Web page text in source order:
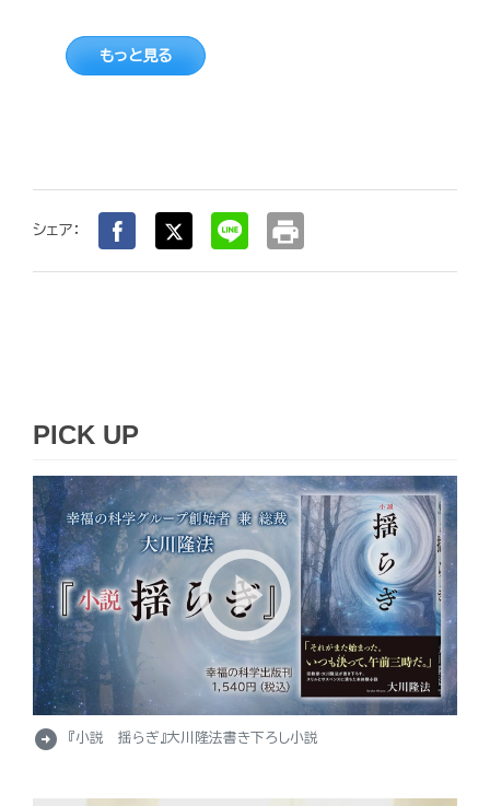
もっと見る
シェア： print
PICK UP
arrow_circle_right 『小説 揺らぎ』大川隆法書き下ろし小説